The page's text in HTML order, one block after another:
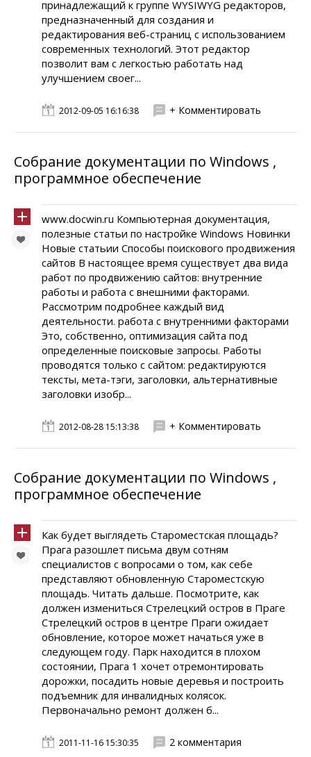
принадлежащий к группе WYSIWYG редакторов,
предназначенный для создания и
редактирования веб-страниц с использованием
современных технологий. Этот редактор
позволит вам с легкостью работать над
улучшением своег...
2012-09-05 16:16:38 + Комментировать
Собрание документации по Windows ,
программное обеспечение
www.docwin.ru Компьютерная документация,
полезные статьи по настройке Windows Новинки
Новые статьии Способы поискового продвижения
сайтов В настоящее время существует два вида
работ по продвижению сайтов: внутренние
работы и работа с внешними факторами.
Рассмотрим подробнее каждый вид
деятельности. работа с внутренними факторами
Это, собственно, оптимизация сайта под
определенные поисковые запросы. Работы
проводятся только с сайтом: редактируются
тексты, мета-тэги, заголовки, альтернативные
заголовки изобр...
2012-08-28 15:13:38 + Комментировать
Собрание документации по Windows ,
программное обеспечение
Как будет выглядеть Староместская площадь?
Прага разошлет письма двум сотням
специалистов с вопросами о том, как себе
представляют обновленную Староместскую
площадь. Читать дальше. Посмотрите, как
должен измениться Стрелецкий остров в Праге
Стрелецкий остров в центре Праги ожидает
обновление, которое может начаться уже в
следующем году. Парк находится в плохом
состоянии, Прага 1 хочет отремонтировать
дорожки, посадить новые деревья и построить
подъемник для инвалидных колясок.
Первоначально ремонт должен б...
2011-11-16 15:30:35 2 комментария